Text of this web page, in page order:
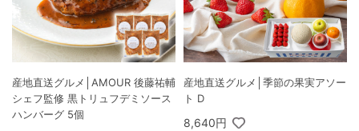
産地直送グルメ│AMOUR 後藤祐輔
シェフ監修 黒トリュフデミソース
ハンバーグ 5個
産地直送グルメ│季節の果実アソー
ト D
8,640円